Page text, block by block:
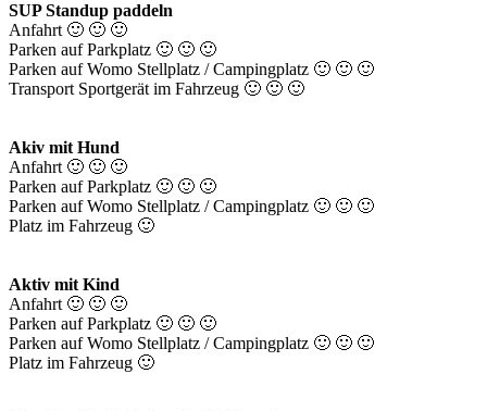
SUP Standup paddeln
Anfahrt 🙂 🙂 🙂
Parken auf Parkplatz 🙂 🙂 🙂
Parken auf Womo Stellplatz / Campingplatz 🙂 🙂 🙂
Transport Sportgerät im Fahrzeug 🙂 🙂 🙂
Akiv mit Hund
Anfahrt 🙂 🙂 🙂
Parken auf Parkplatz 🙂 🙂 🙂
Parken auf Womo Stellplatz / Campingplatz 🙂 🙂 🙂
Platz im Fahrzeug 🙂
Aktiv mit Kind
Anfahrt 🙂 🙂 🙂
Parken auf Parkplatz 🙂 🙂 🙂
Parken auf Womo Stellplatz / Campingplatz 🙂 🙂 🙂
Platz im Fahrzeug 🙂